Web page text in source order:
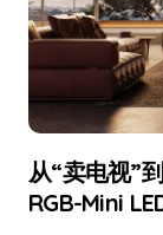
从“卖电视”
RGB-Mini